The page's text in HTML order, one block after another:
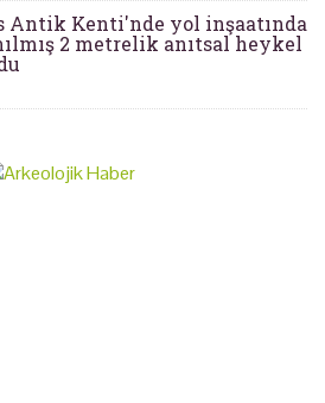
Antik Kenti'nde yol inşaatında
2 metrelik anıtsal heykel